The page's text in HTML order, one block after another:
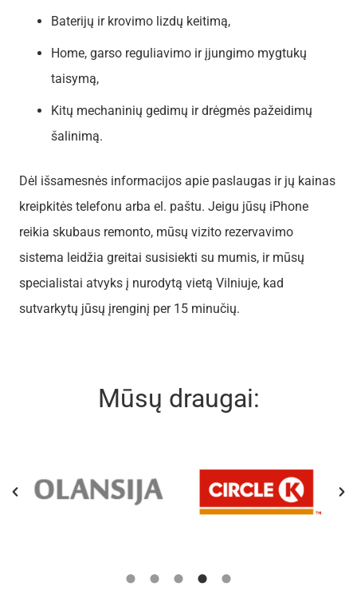
Baterijų ir krovimo lizdų keitimą,
Home, garso reguliavimo ir įjungimo mygtukų
taisymą,
Kitų mechaninių gedimų ir drėgmės pažeidimų
šalinimą.
Dėl išsamesnės informacijos apie paslaugas ir jų kainas
kreipkitės telefonu arba el. paštu. Jeigu jūsų iPhone
reikia skubaus remonto, mūsų vizito rezervavimo
sistema leidžia greitai susisiekti su mumis, ir mūsų
specialistai atvyks į nurodytą vietą Vilniuje, kad
sutvarkytų jūsų įrenginį per 15 minučių.
Mūsų draugai: